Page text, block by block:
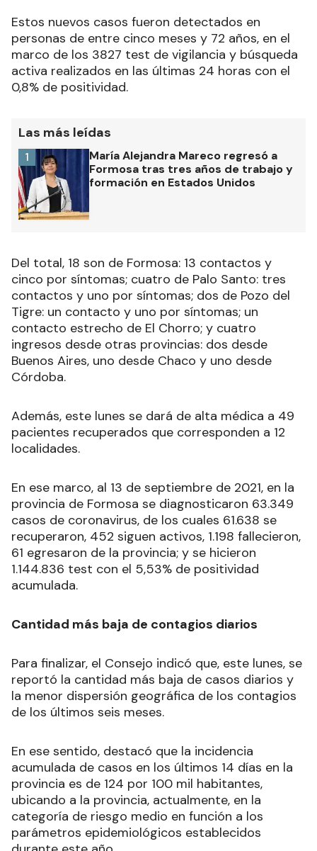
Estos nuevos casos fueron detectados en
personas de entre cinco meses y 72 años, en el
marco de los 3827 test de vigilancia y búsqueda
activa realizados en las últimas 24 horas con el
0,8% de positividad.
Las más leídas
María Alejandra Mareco regresó a
Formosa tras tres años de trabajo y
formación en Estados Unidos
1
Del total, 18 son de Formosa: 13 contactos y
cinco por síntomas; cuatro de Palo Santo: tres
contactos y uno por síntomas; dos de Pozo del
Tigre: un contacto y uno por síntomas; un
contacto estrecho de El Chorro; y cuatro
ingresos desde otras provincias: dos desde
Buenos Aires, uno desde Chaco y uno desde
Córdoba.
Además, este lunes se dará de alta médica a 49
pacientes recuperados que corresponden a 12
localidades.
En ese marco, al 13 de septiembre de 2021, en la
provincia de Formosa se diagnosticaron 63.349
casos de coronavirus, de los cuales 61.638 se
recuperaron, 452 siguen activos, 1.198 fallecieron,
61 egresaron de la provincia; y se hicieron
1.144.836 test con el 5,53% de positividad
acumulada.
Cantidad más baja de contagios diarios
Para finalizar, el Consejo indicó que, este lunes, se
reportó la cantidad más baja de casos diarios y
la menor dispersión geográfica de los contagios
de los últimos seis meses.
En ese sentido, destacó que la incidencia
acumulada de casos en los últimos 14 días en la
provincia es de 124 por 100 mil habitantes,
ubicando a la provincia, actualmente, en la
categoría de riesgo medio en función a los
parámetros epidemiológicos establecidos